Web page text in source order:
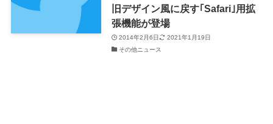
旧デザイン風に戻す｢Safari｣用拡
張機能が登場
2014年2月6日
2021年1月19日
その他ニュース